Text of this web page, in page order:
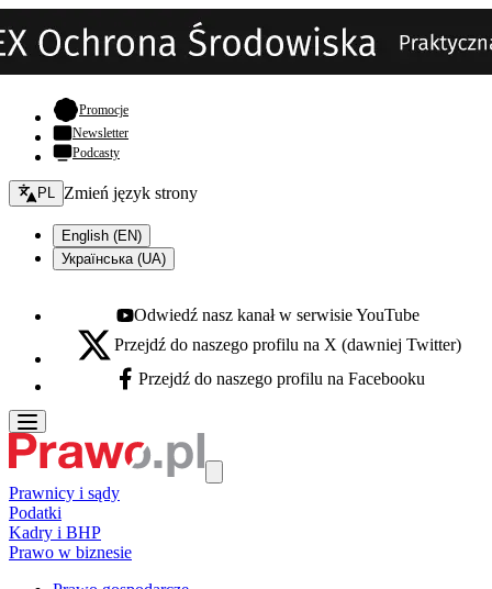
Promocje- otwiera się w nowej karcie
Newsletter
Podcasty
Zmień język - bieżący:
PL Zmień język strony
English (EN)
Українська (UA)
Youtube - otwiera się w nowej karcie
Odwiedź nasz kanał w serwisie YouTube
X - otwiera się w nowej karcie
Przejdź do naszego profilu na X (dawniej Twitter)
Facebook - otwiera się w nowej karcie
Przejdź do naszego profilu na Facebooku
Prawnicy i sądy
Podatki
Kadry i BHP
Prawo w biznesie